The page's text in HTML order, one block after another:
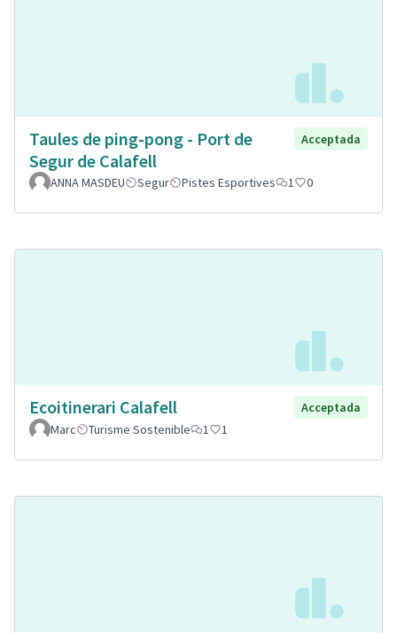
Taules de ping-pong - Port de
Segur de Calafell
Acceptada
ANNA MASDEU Segur Pistes Esportives 1 0
Ecoitinerari Calafell
Acceptada
Marc
Turisme Sostenible 1 1